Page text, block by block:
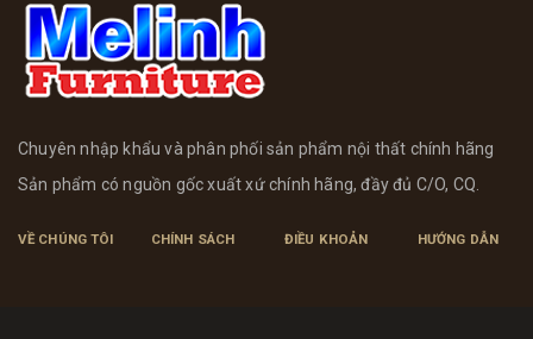
Chuyên nhập khẩu và phân phối sản phẩm nội thất chính hãng
Sản phẩm có nguồn gốc xuất xứ chính hãng, đầy đủ C/O, CQ.
VỀ CHÚNG TÔI CHÍNH SÁCH ĐIỀU KHOẢN HƯỚNG DẪN